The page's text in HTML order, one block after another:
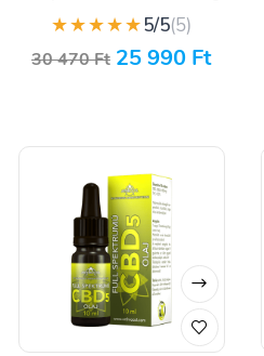
★★★★★5/5(5)
30 470Ft 25 990 Ft